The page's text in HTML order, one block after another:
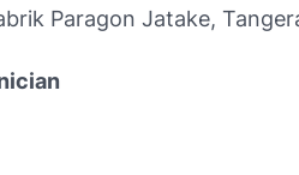
Paragon Jatake,